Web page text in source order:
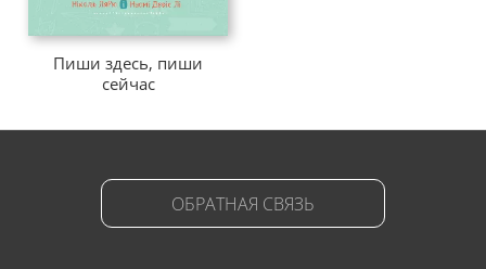
Пиши здесь, пиши
сейчас
ОБРАТНАЯ СВЯЗЬ